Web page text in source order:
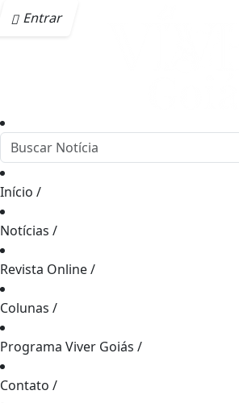
Entrar
Início /
Notícias /
Revista Online/
Colunas /
Programa Viver Goiás /
Contato /